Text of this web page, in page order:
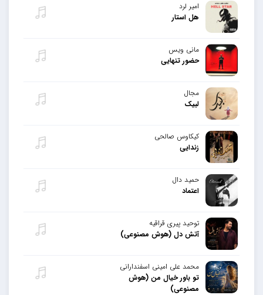
امیر لرد
هل استار
مانی ویس
حضور تنهایی
مجال
لبیک
کیکاوس صالحی
زندایی
حمید دال
اعتماد
توحید پیری قراقیه
آتش دل (هوش مصنوعی)
محمد علی امینی اسفندارانی
تو باور خیال من (هوش
مصنوعی)